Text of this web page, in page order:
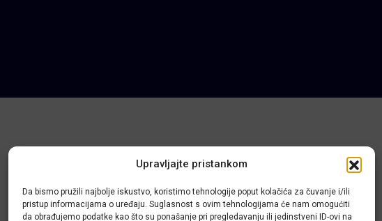
Upravljajte pristankom
Da bismo pružili najbolje iskustvo, koristimo tehnologije poput kolačića za čuvanje i/ili
pristup informacijama o uređaju. Suglasnost s ovim tehnologijama će nam omogućiti
da obrađujemo podatke kao što su ponašanje pri pregledavanju ili jedinstveni ID-ovi na